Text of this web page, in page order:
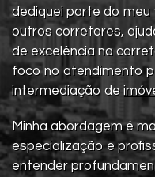
dediquei parte do
outros corretores,
de excelência na
foco no atendimento
intermediação de
Minha abordagem é
especialização e
entender